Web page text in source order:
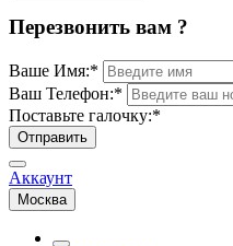
Перезвонить вам ?
Ваше Имя:*
Ваш Телефон:*
Поставьте галочку:*
Отправить
Аккаунт
Москва